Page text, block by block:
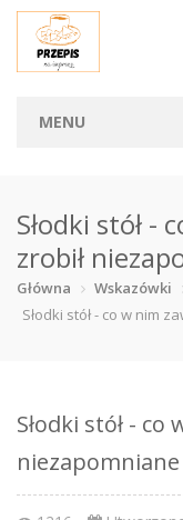
MENU
Kategorie
Napoje
Wskazówki
Napisz do mnie
Słodki stół -
zrobił
Główna
Wskazówki
Słodki stół - co w nim
Słodki stół -